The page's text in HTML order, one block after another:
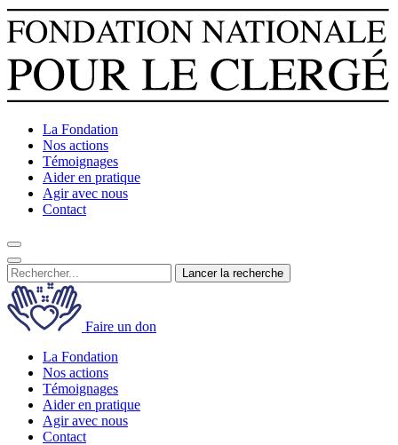
La Fondation
Nos actions
Témoignages
Aider en pratique
Agir avec nous
Contact
Lancer la recherche
Faire un don
La Fondation
Nos actions
Témoignages
Aider en pratique
Agir avec nous
Contact